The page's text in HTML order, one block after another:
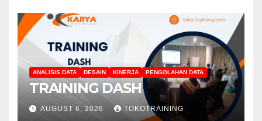
ANALISIS DATA DESAIN KINERJA PENGOLAHAN DATA
TRAINING DASH
AUGUST 6, 2026 TOKOTRAINING